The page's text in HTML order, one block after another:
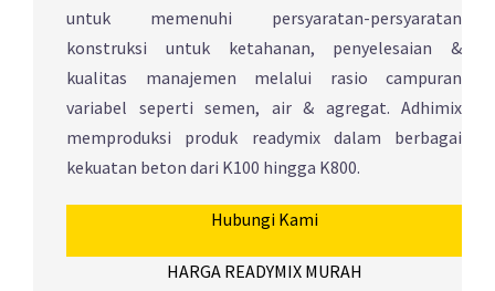
untuk memenuhi persyaratan-persyaratan
konstruksi untuk ketahanan, penyelesaian &
kualitas manajemen melalui rasio campuran
variabel seperti semen, air & agregat. Adhimix
memproduksi produk readymix dalam berbagai
kekuatan beton dari K100 hingga K800.
Hubungi Kami
HARGA READYMIX MURAH